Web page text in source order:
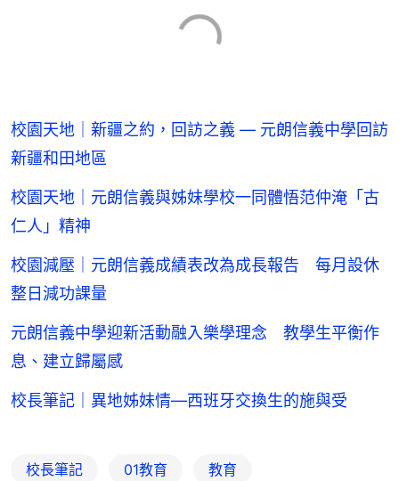
校園天地｜新疆之約，回訪之義 — 元朗信義中學回訪
新疆和田地區
校園天地｜元朗信義與姊妹學校一同體悟范仲淹「古
仁人」精神
校園減壓｜元朗信義成績表改為成長報告 每月設休
整日減功課量
元朗信義中學迎新活動融入樂學理念 教學生平衡作
息、建立歸屬感
校長筆記｜異地姊妹情—西班牙交換生的施與受
校長筆記 01教育 教育